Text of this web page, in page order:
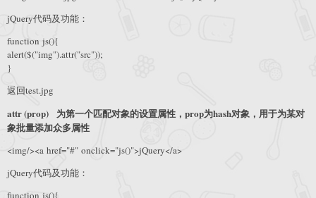
jQuery代码及功能：
function js(){
alert($("img").attr("src"));
}
返回test.jpg
attr (prop) 为第一个匹配对象的设置属性，prop为hash对象，用于为某对
象批量添加众多属性
<img/><a href="#" onclick="js()">jQuery</a>
jQuery代码及功能：
function js(){